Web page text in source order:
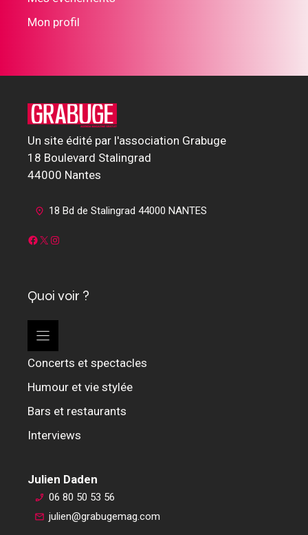
Mon profil
Un site édité par l'association Grabuge
18 Boulevard Stalingrad
44000 Nantes
18 Bd de Stalingrad 44000 NANTES
Facebook
X Instagram
Quoi voir ?
Concerts et spectacles
Humour et vie stylée
Bars et restaurants
Interviews
Julien Daden
06 80 50 53 56
julien@grabugemag.com